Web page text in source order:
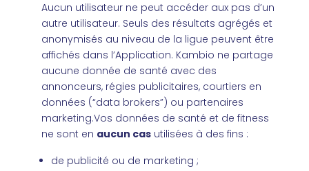
Aucun utilisateur ne peut accéder aux pas d’un
autre utilisateur. Seuls des résultats agrégés et
anonymisés au niveau de la ligue peuvent être
affichés dans l’Application. Kambio ne partage
aucune donnée de santé avec des
annonceurs, régies publicitaires, courtiers en
données (“data brokers”) ou partenaires
marketing.Vos données de santé et de fitness
ne sont en aucun cas utilisées à des fins :
de publicité ou de marketing ;